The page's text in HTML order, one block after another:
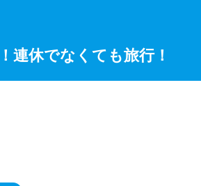
連休でなくても旅行！